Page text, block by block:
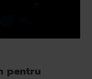
pentru